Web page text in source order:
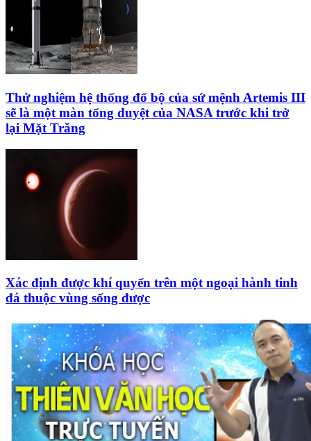
Thử nghiệm hệ thống đổ bộ của sứ mệnh Artemis III
sẽ là một màn tổng duyệt của NASA trước khi trở
lại Mặt Trăng
Xác định được khí quyển trên một ngoại hành tinh
đá thuộc vùng sống được